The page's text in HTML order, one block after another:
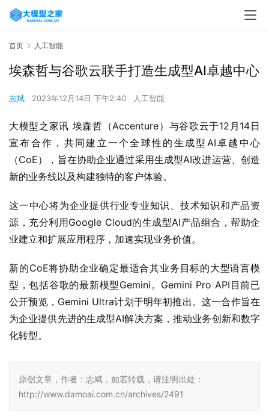
首页 人工智能
埃森哲与谷歌云联手打造生成型AI卓越中心
志斌 2023年12月14日 下午2:40 人工智能
大模型之家讯 埃森哲（Accenture）与谷歌云于12月14日
宣布合作，共同建立一个全球性的生成型AI卓越中心
（CoE），旨在协助企业通过采用生成型AI改进运营、创造
新的业务线以及构建独特的客户体验。
这一中心将为企业提供行业专业知识、技术知识和产品资
源，充分利用Google Cloud的生成型AI产品组合，帮助企
业建立和扩展应用程序，加速实现业务价值。
新的CoE将协助企业确定最适合其业务目标的大型语言模
型，包括谷歌的最新模型Gemini。Gemini Pro API目前已
公开预览，Gemini Ultra计划于明年初推出。这一合作旨在
为企业提供先进的生成型AI解决方案，推动业务创新和数字
化转型。
原创文章，作者：志斌，如若转载，请注明出处：
http://www.damoai.com.cn/archives/2491